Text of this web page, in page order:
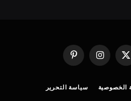
X
(Twitter)
الانستغرامبينتيريست
الخصوصية سياسة التحرير